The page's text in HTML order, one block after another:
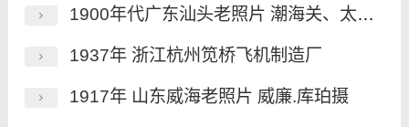
1900年代广东汕头老照片 潮海关、太古码头、汕头港
1937年 浙江杭州笕桥飞机制造厂
1917年 山东威海老照片 威廉.库珀摄